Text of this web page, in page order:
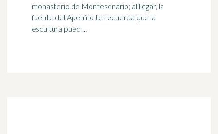
monasterio de Montesenario; al llegar, la
fuente del Apenino te recuerda que la
escultura pued ...